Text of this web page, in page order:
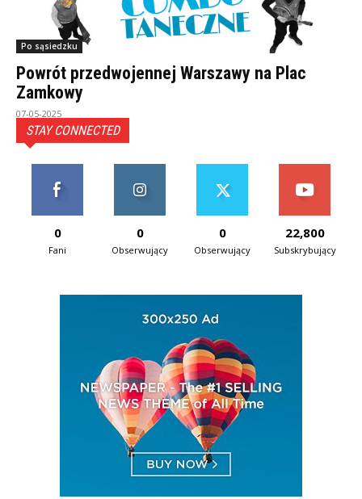
Po sąsiedzku
Powrót przedwojennej Warszawy na Plac
Zamkowy
07-05-2025
STAY CONNECTED
0
Fani
0
Obserwujący
0
Obserwujący
22,800
Subskrybujący